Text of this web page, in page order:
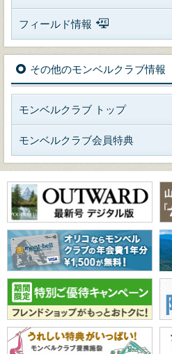
フィールド情報
その他のモンベルクラブ情報
モンベルクラブ トップ
モンベルクラブ会員特典